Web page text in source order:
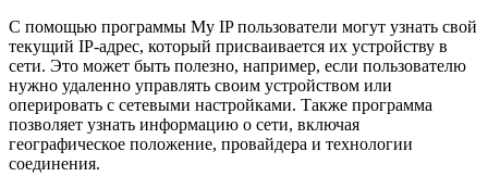
С помощью программы My IP пользователи могут узнать свой
текущий IP-адрес, который присваивается их устройству в
сети. Это может быть полезно, например, если пользователю
нужно удаленно управлять своим устройством или
оперировать с сетевыми настройками. Также программа
позволяет узнать информацию о сети, включая
географическое положение, провайдера и технологии
соединения.